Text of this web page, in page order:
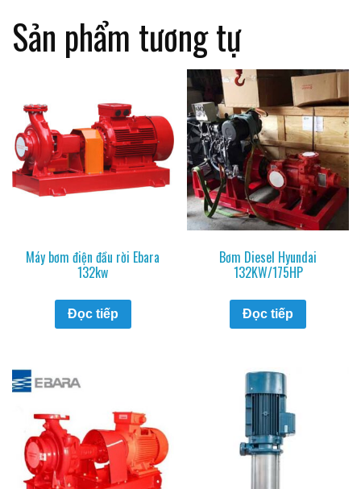
Sản phẩm tương tự
Máy bơm điện đầu rời Ebara
132kw
Đọc tiếp
Bơm Diesel Hyundai
132KW/175HP
Đọc tiếp